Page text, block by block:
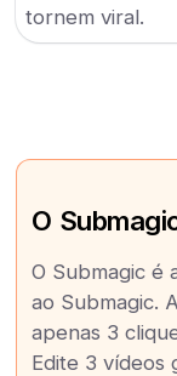
tornem viral.
O
O Submagic é
ao Submagic.
apenas 3
Edite 3 vídeos